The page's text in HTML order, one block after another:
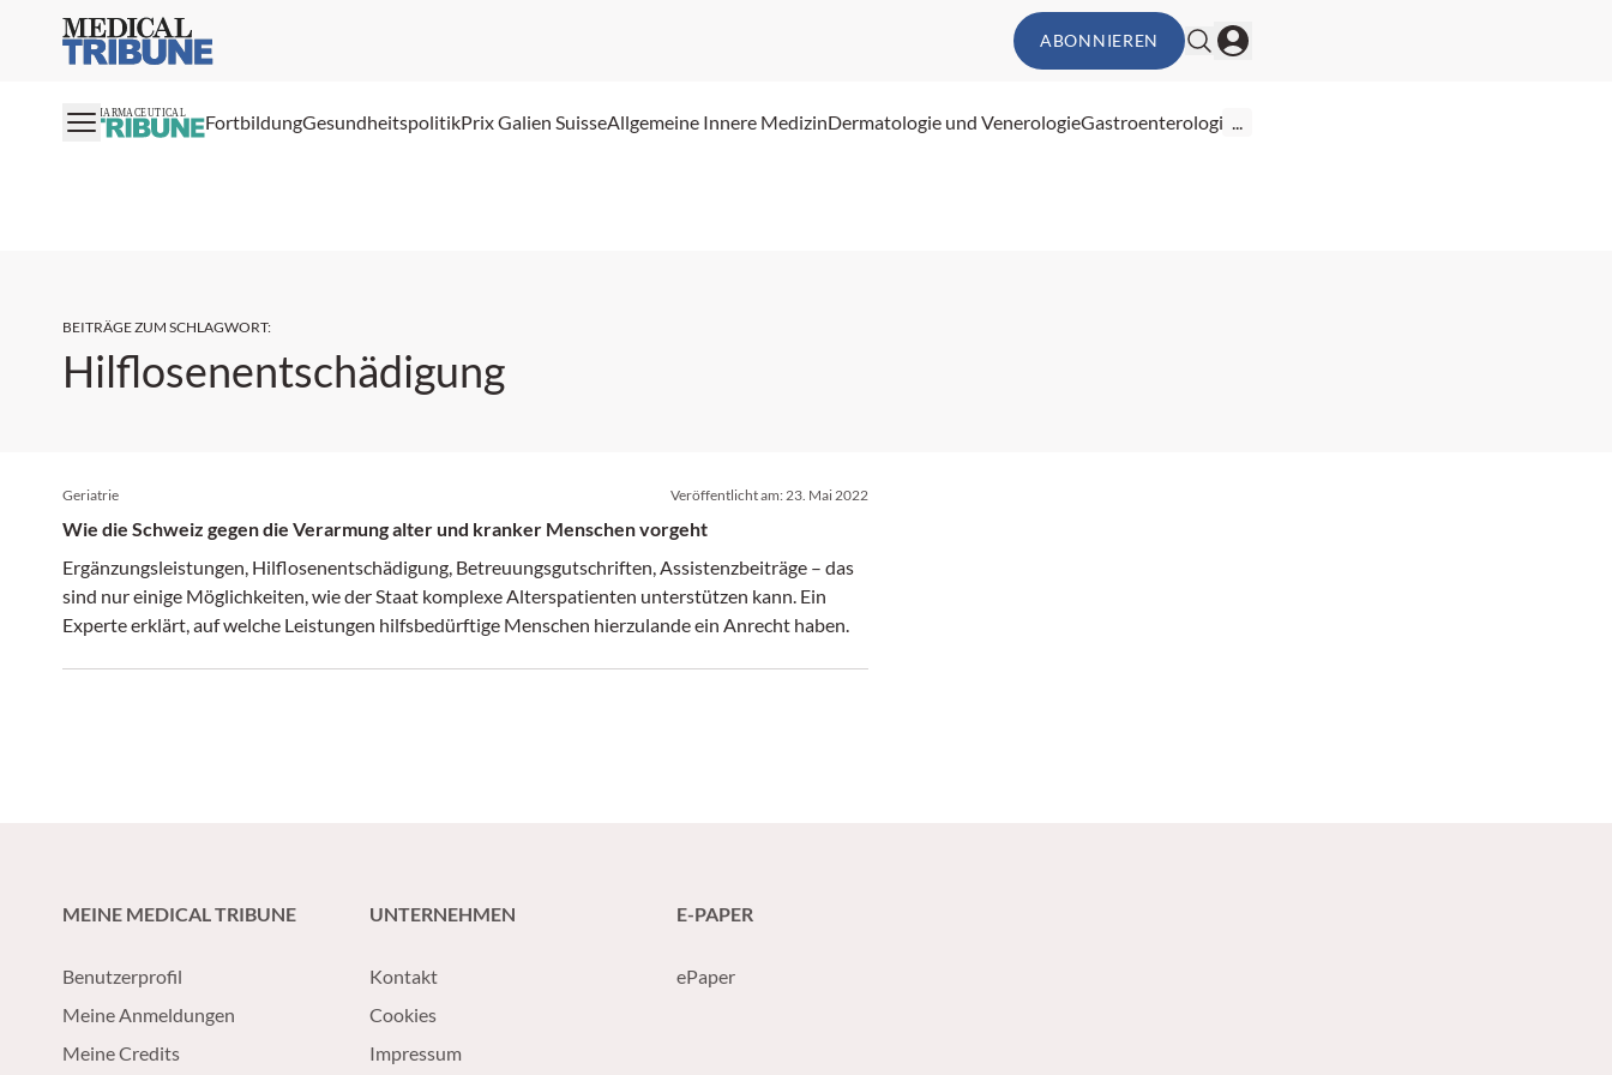
Medical Tribune ABONNIEREN
PHARMACEUTICAL FortbildungGesundheitspolitikPrix Galien SuisseAllgemeine Innere MedizinDermatologie und VenerologieGastroenterologie...
BEITRÄGE ZUM SCHLAGWORT:
Hilflosenentschädigung
Geriatrie Veröffentlicht am: 23. Mai 2022
Wie die Schweiz gegen die Verarmung alter und kranker Menschen vorgeht
Ergänzungsleistungen, Hilflosenentschädigung, Betreuungsgutschriften, Assistenzbeiträge – das
sind nur einige Möglichkeiten, wie der Staat komplexe Alterspatienten unterstützen kann. Ein
Experte erklärt, auf welche Leistungen hilfsbedürftige Menschen hierzulande ein Anrecht haben.
MEINE MEDICAL TRIBUNE
Benutzerprofil
Meine Anmeldungen
Meine Credits
UNTERNEHMEN
Kontakt
Cookies
Impressum
E-PAPER
ePaper